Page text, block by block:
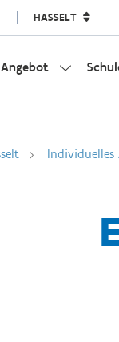
HASSELT
Individuelles